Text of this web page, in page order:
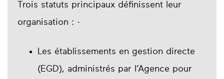
Trois statuts principaux définissent leur
organisation : ·
Les établissements en gestion directe
(EGD), administrés par l’Agence pour